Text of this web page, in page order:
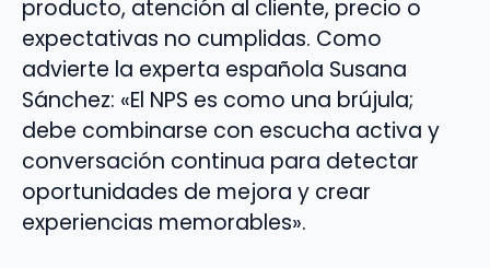
producto, atención al cliente, precio o
expectativas no cumplidas. Como
advierte la experta española Susana
Sánchez: «El NPS es como una brújula;
debe combinarse con escucha activa y
conversación continua para detectar
oportunidades de mejora y crear
experiencias memorables».